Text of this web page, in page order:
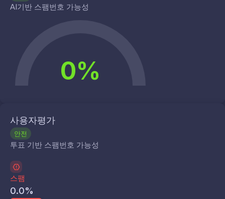
AI기반 스팸번호 가능성
0%
사용자평가
안전
투표 기반 스팸번호 가능성
스팸
0.0%